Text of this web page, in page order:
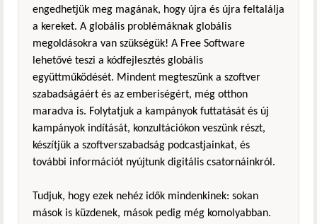
engedhetjük meg magának, hogy újra és újra feltalálja
a kereket. A globális problémáknak globális
megoldásokra van szükségük! A Free Software
lehetővé teszi a kódfejlesztés globális
együttműködését. Mindent megteszünk a szoftver
szabadságáért és az emberiségért, még otthon
maradva is. Folytatjuk a kampányok futtatását és új
kampányok indítását, konzultációkon veszünk részt,
készítjük a szoftverszabadság podcastjainkat, és
további információt nyújtunk digitális csatornáinkról.
Tudjuk, hogy ezek nehéz idők mindenkinek: sokan
mások is küzdenek, mások pedig még komolyabban.